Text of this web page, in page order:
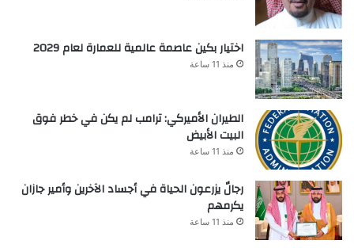
اختيار بكين عاصمة عالمية للعمارة لعام 2029
منذ 11 ساعة
الطيران الأميركي: ترامب لم يكن في خطر فوق
البيت الأبيض
منذ 11 ساعة
رجالٌ يزرعون الحياة في أجساد الآخرين وأمير جازان
يكرمهم
منذ 11 ساعة